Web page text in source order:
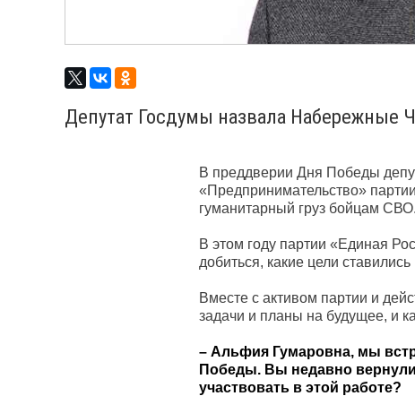
Депутат Госдумы назвала Набережные
В преддверии Дня Победы
«Предпринимательство»
гуманитарный груз бойцам
В этом году партии «Единая
добиться, какие цели
Вместе с активом партии и
задачи и планы на будущее, и
– Альфия Гумаровна, мы
Победы. Вы недавно
участвовать в этой работе?